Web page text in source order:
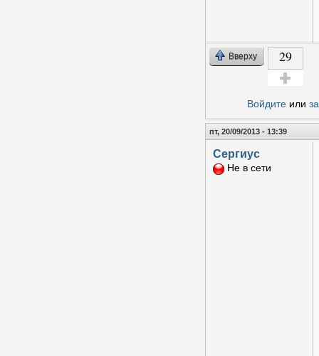
Вверху 29
Войдитеили
пт, 20/09/2013 - 13:39
Сергиус
Не в сети